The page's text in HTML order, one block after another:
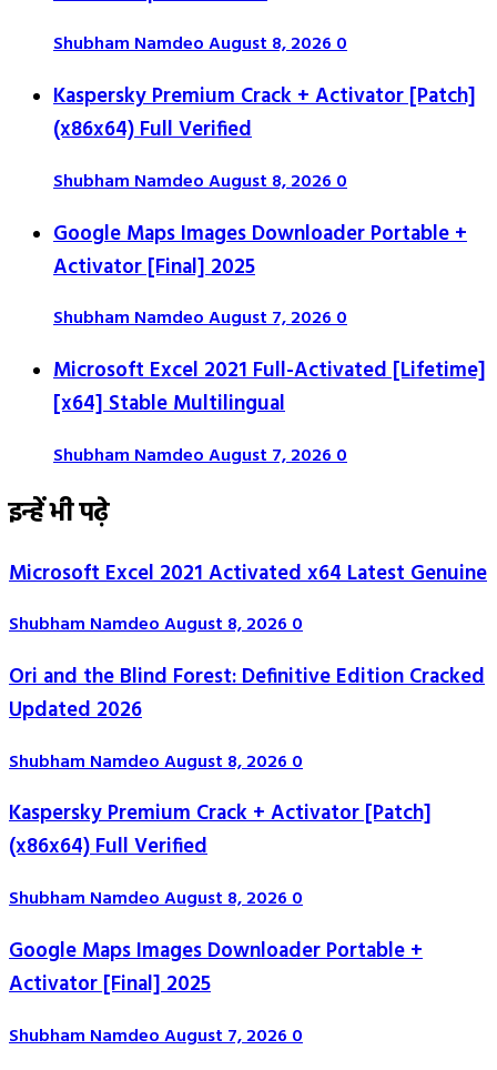
Shubham NamdeoAugust 8, 20260
Kaspersky Premium Crack + Activator [Patch]
(x86x64) Full Verified
Shubham NamdeoAugust 8, 20260
Google Maps Images Downloader Portable +
Activator [Final] 2025
Shubham NamdeoAugust 7, 20260
Microsoft Excel 2021 Full-Activated [Lifetime]
[x64] Stable Multilingual
Shubham NamdeoAugust 7, 20260
इन्हें भी पढ़े
Microsoft Excel 2021 Activated x64 Latest Genuine
Shubham NamdeoAugust 8, 20260
Ori and the Blind Forest: Definitive Edition Cracked
Updated 2026
Shubham NamdeoAugust 8, 20260
Kaspersky Premium Crack + Activator [Patch]
(x86x64) Full Verified
Shubham NamdeoAugust 8, 20260
Google Maps Images Downloader Portable +
Activator [Final] 2025
Shubham NamdeoAugust 7, 20260